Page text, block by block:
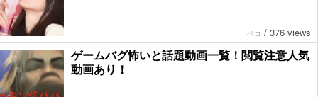
ペコ / 376 views
ゲームバグ怖いと話題動画一覧！閲覧注意人気
動画あり！